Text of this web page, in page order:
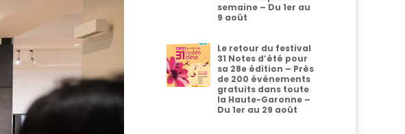
semaine – Du 1er au
9 août
Le retour du festival
31 Notes d’été pour
sa 28e édition – Près
de 200 événements
gratuits dans toute
la Haute-Garonne –
Du 1er au 29 août